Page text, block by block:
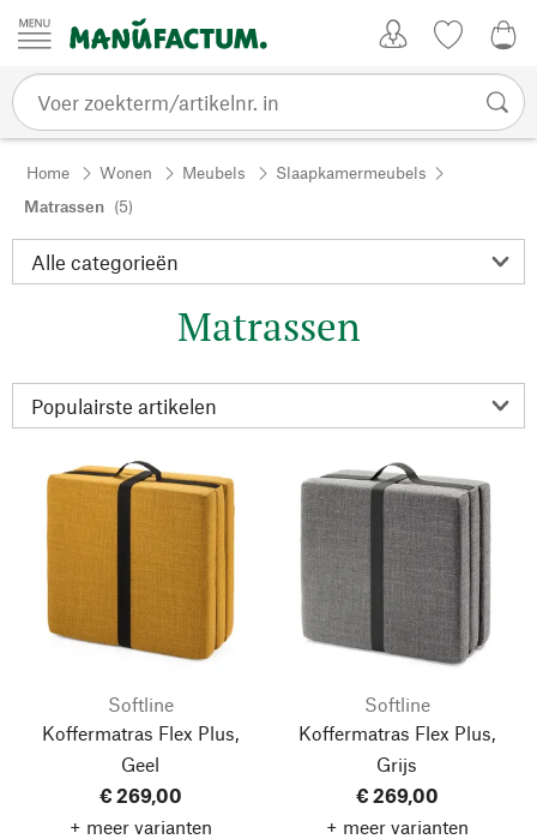
Passer au contenu
Home Wonen Meubels
Slaapkamermeubels
Matrassen (5)
Matrassen
Softline
Koffermatras Flex Plus,
Geel
€ 269,00
+ meer varianten
Softline
Koffermatras Flex Plus,
Grijs
€ 269,00
+ meer varianten